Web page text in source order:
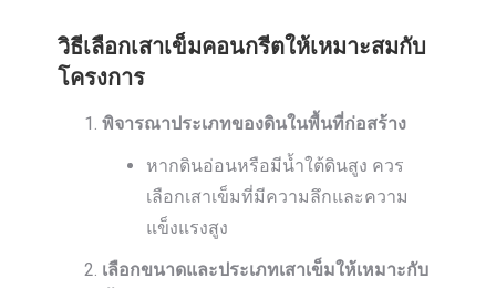
วิธีเลือกเสาเข็มคอนกรีตให้เหมาะสมกับ
โครงการ
พิจารณาประเภทของดินในพื้นที่ก่อสร้าง
หากดินอ่อนหรือมีน้ำใต้ดินสูง ควร
เลือกเสาเข็มที่มีความลึกและความ
แข็งแรงสูง
เลือกขนาดและประเภทเสาเข็มให้เหมาะกับ